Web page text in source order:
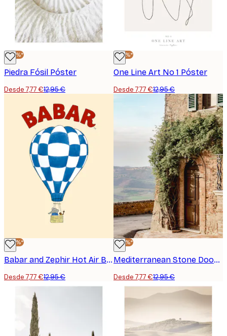
-40%*
Piedra Fósil Póster
Desde 7,77 €12,95 €
-40%*
One Line Art No 1 Póster
Desde 7,77 €12,95 €
-40%*
Babar and Zephir Hot Air Balloon Poster
Desde 7,77 €12,95 €
-40%*
Mediterranean Stone Door Poster
Desde 7,77 €12,95 €